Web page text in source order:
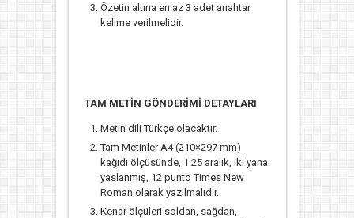
Özetin altına en az 3 adet anahtar
kelime verilmelidir.
TAM METİN GÖNDERİMİ DETAYLARI
Metin dili Türkçe olacaktır.
Tam Metinler A4 (210×297 mm)
kağıdı ölçüsünde, 1.25 aralık, iki yana
yaslanmış, 12 punto Times New
Roman olarak yazılmalıdır.
Kenar ölçüleri soldan, sağdan,